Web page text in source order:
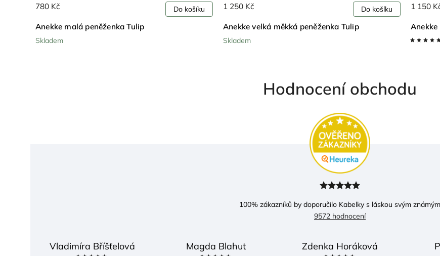
Anekke malá peněženka Tulip
Skladem
780 Kč Do košíku
Anekke velká měkká peněženka Tulip
Skladem
1 250 Kč Do košíku
Anekke
1 150
Hodnocení obchodu
100% zákazníků by doporučilo Kabelky s láskou svým známým
9572 hodnocení
Vladimíra Bříšťelová Magda Blahut Zdenka Horáková